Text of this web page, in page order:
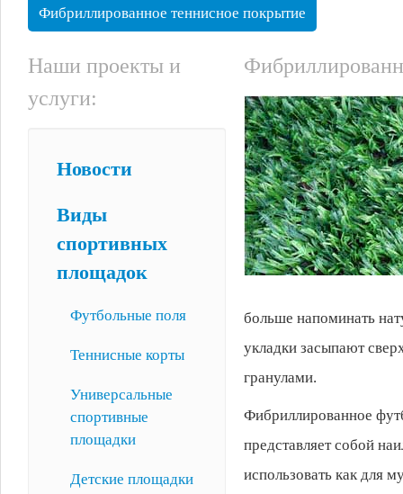
Фибриллированное теннисное покрытие
Наши проекты и
услуги:
Новости
Виды
спортивных
площадок
Футбольные поля
Теннисные корты
Универсальные
спортивные
площадки
Детские площадки
больше напоминать
укладки засыпают
гранулами.
Фибриллированное
представляет собой
использовать как для